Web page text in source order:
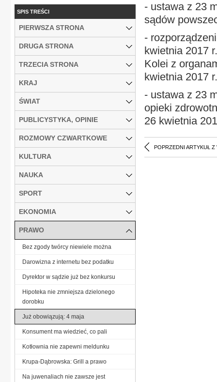
- ustawa z 23
sądów
-
kwietnia 2017
Kolei z
kwietnia 2017
- ustawa z 23
opieki
26 kwietnia
POPRZEDNI ARTYKUŁ Z
SPIS TREŚCI
PIERWSZA STRONA
DRUGA STRONA
TRZECIA STRONA
KRAJ
ŚWIAT
PUBLICYSTYKA, OPINIE
ROZMOWY CZWARTKOWE
KULTURA
NAUKA
SPORT
EKONOMIA
PRAWO
Bez zgody twórcy niewiele można
Darowizna z internetu bez podatku
Dyrektor w sądzie już bez konkursu
Hipoteka nie zmniejsza dzielonego
dorobku
Już obowiązują: 4 maja
Konsument ma wiedzieć, co pali
Kotłownia nie zapewni meldunku
Krupa-Dąbrowska: Grill a prawo
Na juwenaliach nie zawsze jest